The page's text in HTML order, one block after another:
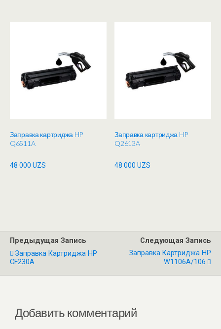
Заправка картриджа HP
Q6511A
48 000 UZS
Заправка картриджа HP
Q2613A
48 000UZS
Предыдущая Запись
Заправка Картриджа HP
CF230A
Следующая Запись
Заправка Картриджа HP
W1106A/106
Добавить комментарий